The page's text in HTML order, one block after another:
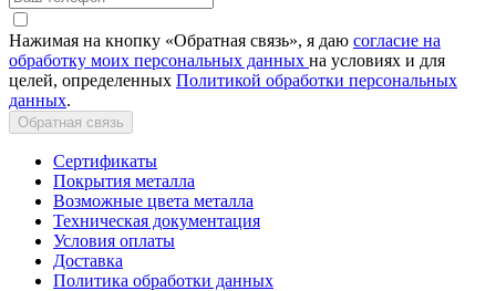
Нажимая на кнопку «Обратная связь», я даю согласие на
обработку моих персональных данных на условиях и для
целей, определенных Политикой обработки персональных
данных.
Обратная связь
Сертификаты
Покрытия металла
Возможные цвета металла
Техническая документация
Условия оплаты
Доставка
Политика обработки данных